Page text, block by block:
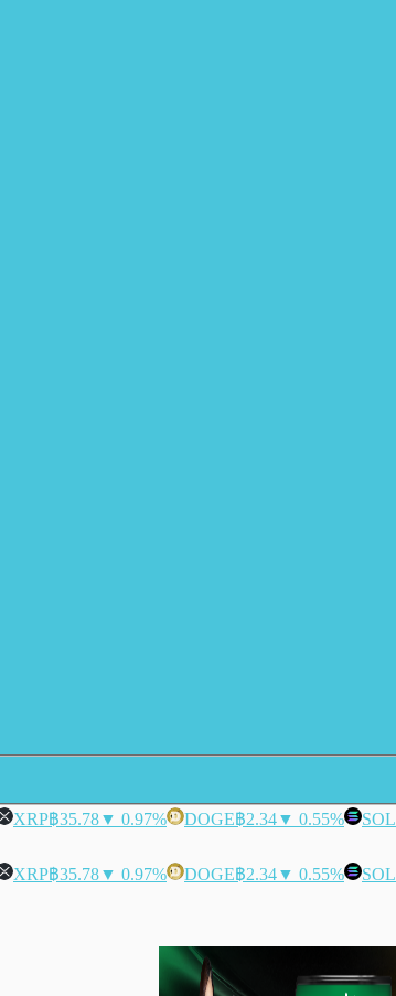
XRP฿35.78▼ 0.97% DOGE฿2.34▼ 0.55% SOL
XRP฿35.78▼ 0.97% DOGE฿2.34▼ 0.55% SOL